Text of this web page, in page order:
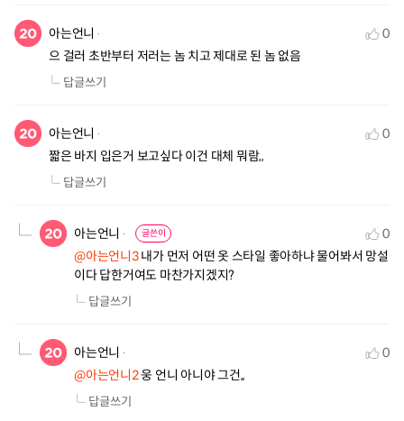
아는언니
0
으 걸러 초반부터 저러는 놈 치고 제대로 된 놈 없음
답글쓰기
아는언니
0
짧은 바지 입은거 보고싶다 이건 대체 뭐람,,
답글쓰기
아는언니 글쓴이
0
@아는언니3 내가 먼저 어떤 옷 스타일 좋아하냐 물어봐서 망설
이다 답한거여도 마찬가지겠지?
답글쓰기
아는언니
0
@아는언니2 웅 언니 아니야 그건,,
답글쓰기